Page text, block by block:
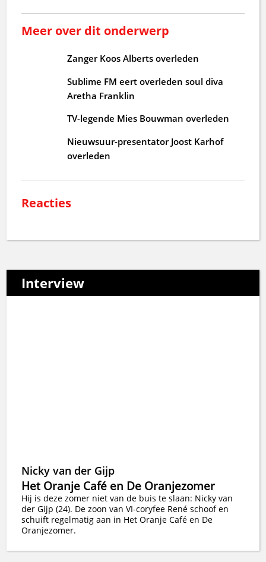
Meer over dit onderwerp
Zanger Koos Alberts overleden
Sublime FM eert overleden soul diva
Aretha Franklin
TV-legende Mies Bouwman overleden
Nieuwsuur-presentator Joost Karhof
overleden
Reacties
Interview
Nicky van der Gijp
Het Oranje Café en De Oranjezomer
Hij is deze zomer niet van de buis te slaan: Nicky van
der Gijp (24). De zoon van VI-coryfee René schoof en
schuift regelmatig aan in Het Oranje Café en De
Oranjezomer.